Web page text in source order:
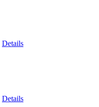
Details
Details